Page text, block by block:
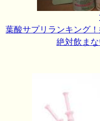
葉酸サプリランキング
絶対飲ま